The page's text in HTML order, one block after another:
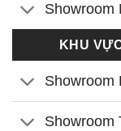
Showroom
KHU
Showroom
Showroom